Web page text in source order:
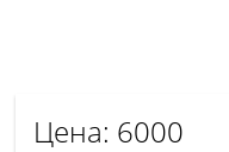
Цена: 6000